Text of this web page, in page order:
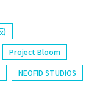
)
Project Bloom
NEOFID STUDIOS